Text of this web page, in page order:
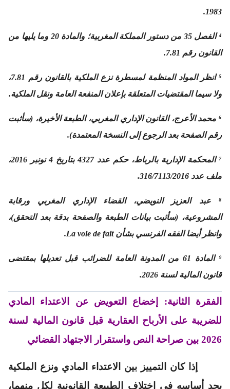
1983.
⁴ الفصل 35 من دستور المملكة المغربية؛ والمادة 20 وما يليها من
القانون رقم 7.81.
⁵ انظر المواد المنظمة لمسطرة نزع الملكية بالقانون رقم 7.81،
ولا سيما المقتضيات المتعلقة بإعلان المنفعة العامة ونقل الملكية.
⁶ محمد الأعرج، القانون الإداري المغربي، الطبعة الأخيرة، (سأثبت
رقم الصفحة بعد الرجوع إلى النسخة المعتمدة).
⁷ المحكمة الإدارية بالرباط، حكم عدد 4327 بتاريخ 4 نونبر 2016،
ملف عدد 316/7113/2016.
⁸ عبد العزيز النويضي، القضاء الإداري المغربي ورقابة
المشروعية، (سأثبت بيانات الطبعة والصفحة بدقة بعد التحقق)،
وانظر أيضا الفقه الفرنسي بشأنLa voie de fait
.
⁹ المادة 61 من المدونة العامة للضرائب قبل تعديلها بمقتضى
قانون المالية لسنة 2026.
الفقرة الثانية:
إخضاع التعويض عن الاعتداء المادي
للضريبة على الأرباح العقارية قبل قانون المالية لسنة
2026 بين صراحة النص واستقرار الاجتهاد القضائي
إذا كان التمييز بين الاعتداء المادي ونزع الملكية
يجد أساسه في اختلاف الطبيعة القانونية لكل منهما،